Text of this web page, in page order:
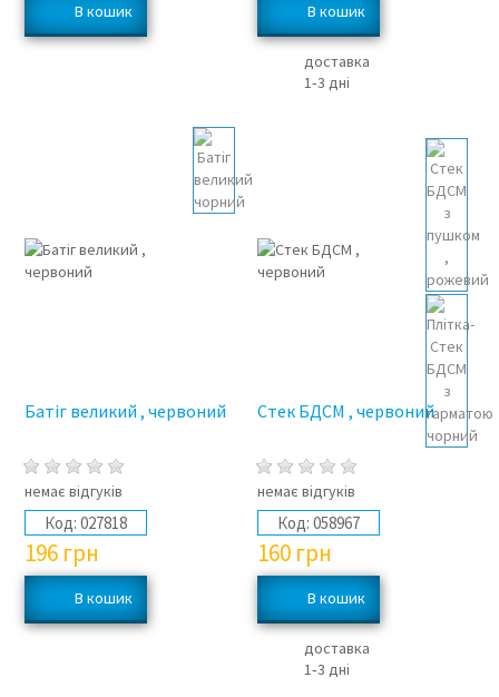
доставка
1‑3 дні
Батіг великий , червоний
немає відгуків
Код: 027818
196 грн
Стек БДСМ , червоний
немає відгуків
Код: 058967
160 грн
доставка
1‑3 дні